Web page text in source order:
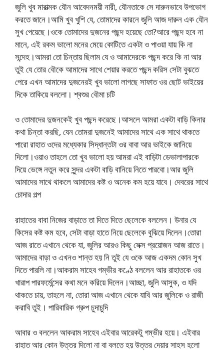
জুলি খুব মারাত্মক যৌন আবেদনময়ী নারী, যৌনতাকে সে দারুনভাবে উপভোগ
করতে জানে।আমি খুব খুশি যে, তোমাদের কারনে জুলি আজ দারুন এক যৌন
সুখ পেয়েছে।ওকে তোমাদের দুজনের পছন্দ হয়েছে তো?আরে পছন্দ হবে না
মানে, এই রকম ভালো মনের মেয়ে কোটিতে একটা ও পাওয়া যায় কি না
সন্দেহ।আমরা তো চিন্তায় ছিলাম যে ও আমাদেরকে পছন্দ করে কি না আর
তুই যে তোর বৌকে আমাদের সাথে শেয়ার করতে পছন্দ করিস সেটা বুঝতে
পেরে এখন আমাদের দুজনেরই খুব ভালো লাগছে সাফাত ওর ছোট ভাইয়ের
দিকে তাকিয়ে বললো। শ্বশুর বৌমা চটি
ও তোমাদের দুজনকেই খুব পছন্দ করেছে।আসলে আমরা একটা বাড়ি কিনার
কথা চিন্তা করছি, যেন তোমরা দুজনেই আমাদের সাথে এক সাথে থাকতে
পারো রাহাত ওদের মধ্যেকার সিদ্ধান্তটা ওর বাবা আর ভাইকে জানিয়ে
দিলো।ওয়াও তাহলে তো খুব ভালো হয় আমরা এই বাড়িটা ডেভালাপারকে
দিয়ে ভেঙ্গে নতুন করে সুন্দর একটা বাড়ি বানিয়ে নিতে পারবো।আর জুলি
আমাদের সাথে থাকলে আমাদের কষ্ট ও অনেক কম হয়ে যাবে। দেবরের সাথে
চোদার গল্প
রাহাতের বাবা নিজের বাড়াতে তা দিতে দিতে ছেলেকে বললেন। উনার যে
কিসের কষ্ট কম হবে, সেটা বাড়া হাতে নিয়ে ছেলেকে বুঝিয়ে দিলেন।তোরা
আজ রাতে এখানে থেকে যা, জুলির আরও কিছু সেক্স প্রয়োজন আজ রাতে।
আমাদের বাড়া ও এখনও শান্ত হয় নি তুই যে ওকে আজ একদম কোন সুখ
দিতে পারলি না।আকরাম সাহেব গম্ভীর কণ্ঠে বললেন আর রাহাতকে ওর
খারাপ পারফর্মেন্সের কথা মনে করিয়ে দিলেন।আচ্ছা, জুলি আসুক, ও যদি
থাকতে চায়, তাহলে না, তোরা আজ এখানে থেকে যাবি আর জুলিকে ও রাজী
করাবি তুই। পারিবারিক গ্রুপ চুদাচুদি
আবার ও বললেন আকরাম সাহেব এইবার আরেকটু গম্ভীর হয়ে। এইবার
রাহাত আর কোন উত্তর দিলো না বা বলতে হয় উত্তর দেয়ার সাহস হলো